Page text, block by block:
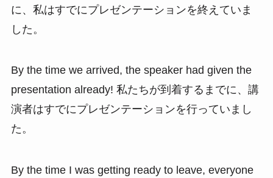
に、私はすでにプレゼンテーションを終えていま
した。
By the time we arrived, the speaker had given the
presentation already! 私たちが到着するまでに、講
演者はすでにプレゼンテーションを行っていまし
た。
By the time I was getting ready to leave, everyone